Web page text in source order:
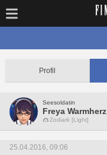
Profil
Seesoldatin
Freya Warmherz
Zodiark [Light]
25.04.2016, 09:06